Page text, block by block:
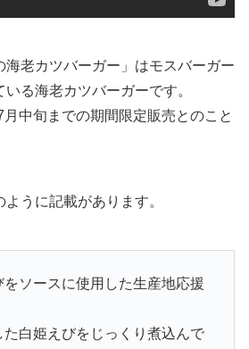
海老カツバーガー」はモスバーガー
る海老カツバーガーです。
中旬までの期間限定販売とのこと
ように記載があります。
ソースに使用した生産地応援
白姫えびをじっくり煮込んで